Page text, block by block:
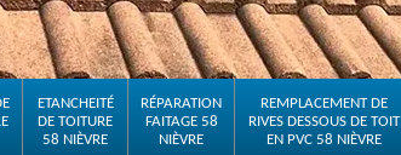
ETANCHEITÉ
DE TOITURE
58 NIÈVRE
RÉPARATION
FAITAGE 58
NIÈVRE
REMPLACEMENT DE
RIVES DESSOUS DE TOIT
EN PVC 58 NIÈVRE